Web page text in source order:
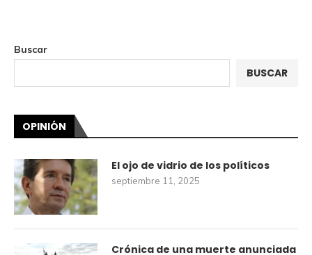
Buscar
BUSCAR
OPINIÓN
El ojo de vidrio de los políticos
septiembre 11, 2025
Crónica de una muerte anunciada